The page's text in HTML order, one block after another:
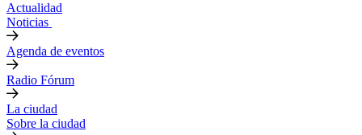
Actualidad
Noticias
Agenda de eventos
Radio Fórum
La ciudad
Sobre la ciudad